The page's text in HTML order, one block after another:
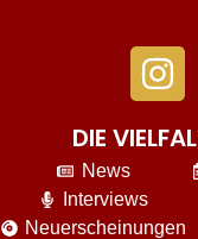
DIE
News
Interviews
Neuerscheinungen